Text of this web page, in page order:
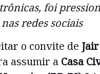
foi
redes sociais
o convite de Jair
assumir a Casa